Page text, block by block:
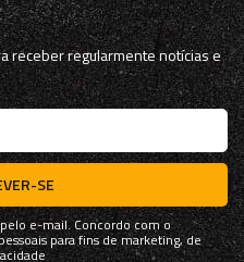
receber regularmente notícias e
SE
e-mail. Concordo com o
para fins de marketing, de